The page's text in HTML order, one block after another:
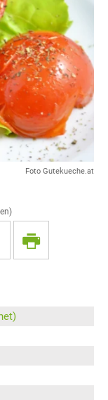
Foto Gutekueche.at